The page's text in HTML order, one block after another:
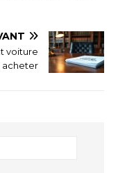
voiture
acheter